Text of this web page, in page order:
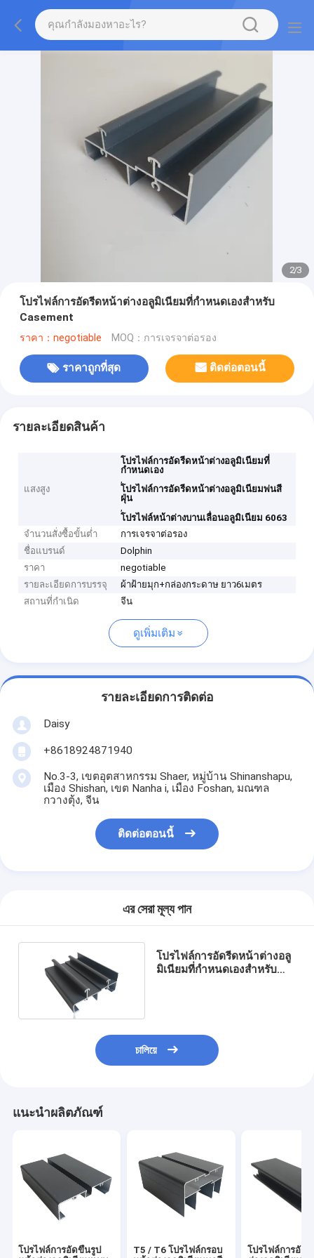
2/3
โปรไฟล์การอัดรีดหน้าต่างอลูมิเนียมที่กำหนดเองสำหรับ
Casement
ราคา：negotiable MOQ：การเจรจาต่อรอง
ราคาถูกที่สุด ติดต่อตอนนี้
รายละเอียดสินค้า
แสงสูง
โปรไฟล์การอัดรีดหน้าต่างอลูมิเนียมที่
กำหนดเอง
,
โปรไฟล์การอัดรีดหน้าต่างอลูมิเนียมพ่นสี
ฝุ่น
,
โปรไฟล์หน้าต่างบานเลื่อนอลูมิเนียม 6063
จำนวนสั่งซื้อขั้นต่ำ
การเจรจาต่อรอง
ชื่อแบรนด์
Dolphin
ราคา
negotiable
รายละเอียดการบรรจุ
ผ้าฝ้ายมุก+กล่องกระดาษ ยาว6เมตร
สถานที่กำเนิด
จีน
ดูเพิ่มเติม
รายละเอียดการติดต่อ
Daisy
+8618924871940
No.3-3, เขตอุตสาหกรรม Shaer, หมู่บ้าน Shinanshapu,
เมือง Shishan, เขต Nanha i, เมือง Foshan, มณฑล
กวางตุ้ง, จีน
ติดต่อตอนนี้
এর সেরা মূল্য পান
โปรไฟล์การอัดรีดหน้าต่างอลู
มิเนียมที่กำหนดเองสำหรับ
চালিয়ে
แนะนำผลิตภัณฑ์
โปรไฟล์การอัดขึ้นรูป
T5 / T6 โปรไฟล์กรอบ
โปรไฟล์การอัด